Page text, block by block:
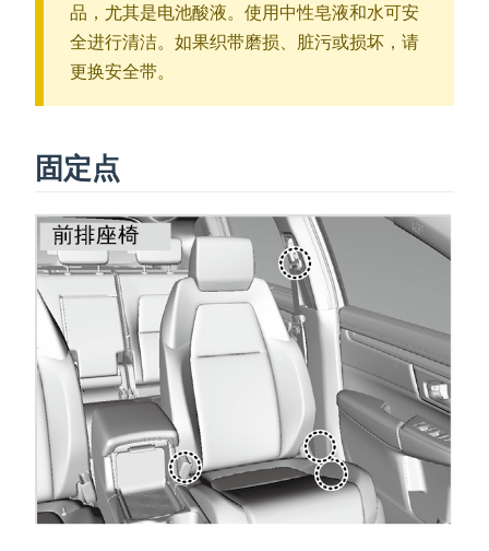
品，尤其是电池酸液。使用中性皂液和水可安
全进行清洁。如果织带磨损、脏污或损坏，请
更换安全带。
固定点